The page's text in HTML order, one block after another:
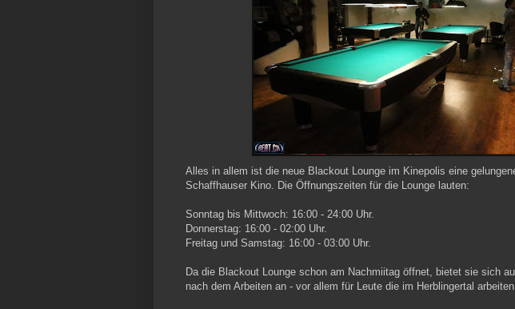
Alles in allem ist die neue Blackout Lounge im Kinepolis eine
Schaffhauser Kino. Die Öffnungszeiten für die Lounge lauten:
Sonntag bis Mittwoch: 16:00 - 24:00 Uhr.
Donnerstag: 16:00 - 02:00 Uhr.
Freitag und Samstag: 16:00 - 03:00 Uhr.
Da die Blackout Lounge schon am Nachmiitag öffnet, bietet sie sich
nach dem Arbeiten an - vor allem für Leute die im Herblingertal arbeiten.